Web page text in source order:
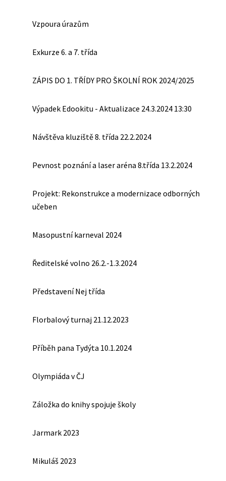
Vzpoura úrazům
Exkurze 6. a 7. třída
ZÁPIS DO 1. TŘÍDY PRO ŠKOLNÍ ROK 2024/2025
Výpadek Edookitu - Aktualizace 24.3.2024 13:30
Návštěva kluziště 8. třída 22.2.2024
Pevnost poznání a laser aréna 8.třída 13.2.2024
Projekt: Rekonstrukce a modernizace odborných
učeben
Masopustní karneval 2024
Ředitelské volno 26.2.-1.3.2024
Představení Nej třída
Florbalový turnaj 21.12.2023
Příběh pana Tydýta 10.1.2024
Olympiáda v ČJ
Záložka do knihy spojuje školy
Jarmark 2023
Mikuláš 2023